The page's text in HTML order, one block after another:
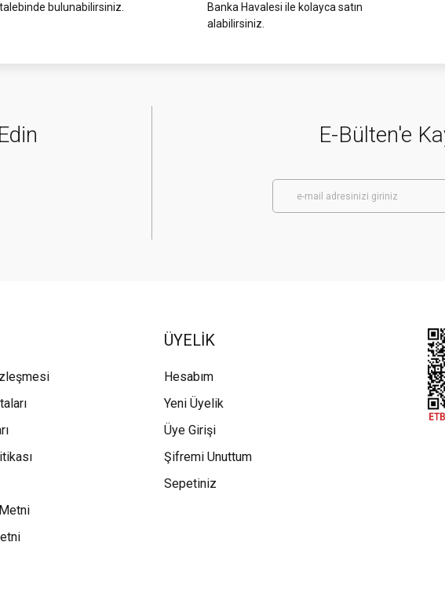
bulunabilirsiniz.
Banka Havalesi ile kolayca satın
alabilirsiniz.
E-Bülten'e
ÜYELİK
Hesabım
Yeni Üyelik
Üye Girişi
Şifremi Unuttum
Sepetiniz